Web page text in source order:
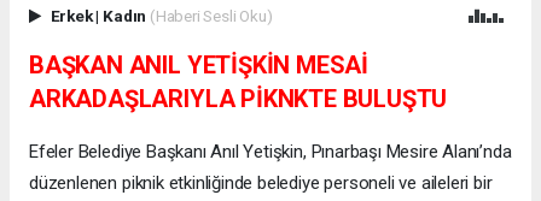
Erkek| Kadın (Haberi Sesli Oku)
BAŞKAN ANIL YETİŞKİN MESAİ
ARKADAŞLARIYLA PİKNKTE BULUŞTU
Efeler Belediye Başkanı Anıl Yetişkin, Pınarbaşı Mesire Alanı’nda
düzenlenen piknik etkinliğinde belediye personeli ve aileleri bir